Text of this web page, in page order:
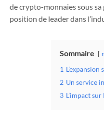
de crypto-monnaies sous
position de leader dans
Sommaire
1
2 Un service
3 L’impact